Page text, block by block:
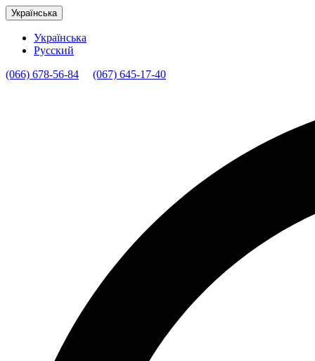
Українська
Українська
Русский
(066) 678-56-84
(067) 645-17-40